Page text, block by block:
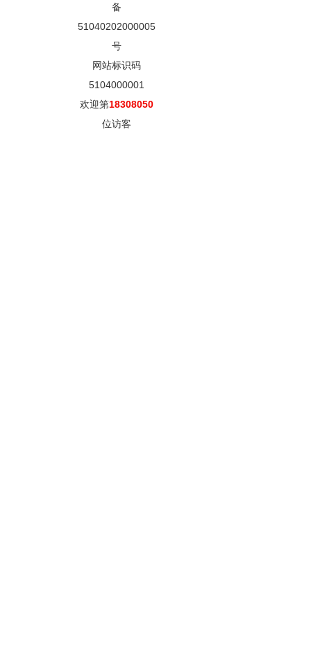
备
51040202000005
号
网站标识码
5104000001
欢迎第18308050
位访客